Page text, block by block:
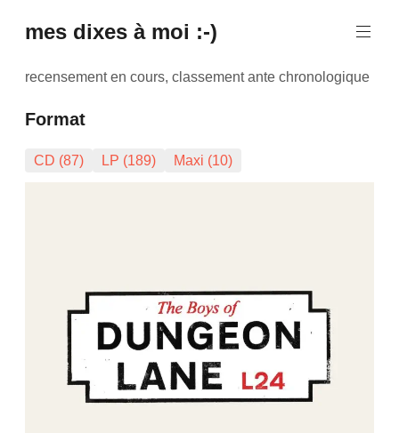
mes dixes à moi :-)
recensement en cours, classement ante chronologique
Format
CD (87) LP (189) Maxi (10)